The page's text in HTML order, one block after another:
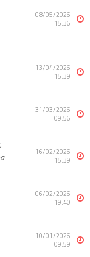
08/05/2026
15:36
13/04/2026
15:39
31/03/2026
09:56
16/02/2026
15:39
06/02/2026
19:40
10/01/2026
09:59